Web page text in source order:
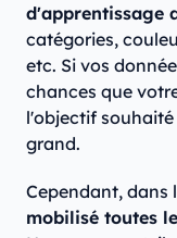
d'apprentissage
catégories,
etc. Si vos
chances que
l'objectif souhaité
grand.
Cependant, dans
mobilisé toutes